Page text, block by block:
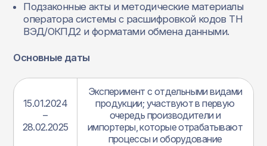
Подзаконные акты и методические материалы
оператора системы с расшифровкой кодов ТН
ВЭД/ОКПД2 и форматами обмена данными.
Основные даты
15.01.2024
–
28.02.2025
Эксперимент с отдельными видами
продукции; участвуют в первую
очередь производители и
импортеры, которые отрабатывают
процессы и оборудование